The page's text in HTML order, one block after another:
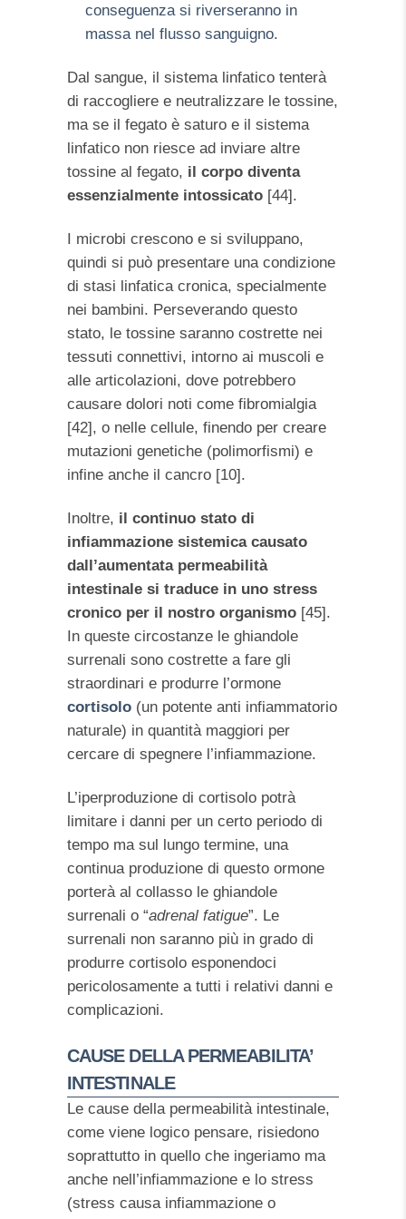
conseguenza si riverseranno in
massa nel flusso sanguigno.
Dal sangue, il sistema linfatico tenterà
di raccogliere e neutralizzare le tossine,
ma se il fegato è saturo e il sistema
linfatico non riesce ad inviare altre
tossine al fegato, il corpo diventa
essenzialmente intossicato [44].
I microbi crescono e si sviluppano,
quindi si può presentare una condizione
di stasi linfatica cronica, specialmente
nei bambini. Perseverando questo
stato, le tossine saranno costrette nei
tessuti connettivi, intorno ai muscoli e
alle articolazioni, dove potrebbero
causare dolori noti come fibromialgia
[42], o nelle cellule, finendo per creare
mutazioni genetiche (polimorfismi) e
infine anche il cancro [10].
Inoltre, il continuo stato di
infiammazione sistemica causato
dall’aumentata permeabilità
intestinale si traduce in uno stress
cronico per il nostro organismo [45].
In queste circostanze le ghiandole
surrenali sono costrette a fare gli
straordinari e produrre l’ormone
cortisolo (un potente anti infiammatorio
naturale) in quantità maggiori per
cercare di spegnere l’infiammazione.
L’iperproduzione di cortisolo potrà
limitare i danni per un certo periodo di
tempo ma sul lungo termine, una
continua produzione di questo ormone
porterà al collasso le ghiandole
surrenali o “adrenal fatigue”. Le
surrenali non saranno più in grado di
produrre cortisolo esponendoci
pericolosamente a tutti i relativi danni e
complicazioni.
CAUSE DELLA PERMEABILITA’
INTESTINALE
Le cause della permeabilità intestinale,
come viene logico pensare, risiedono
soprattutto in quello che ingeriamo ma
anche nell’infiammazione e lo stress
(stress causa infiammazione o